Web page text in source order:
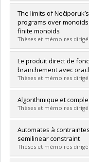
Graduate :Côté, Hugo
Cycle :Master's
Grade :M. Sc.
Lien vers le document
The limits of
programs over
finite monoids
Thèses et mémoires
Graduate :
Cycle :Doctoral
Grade :Ph. D.
Lien vers le document
Le produit direct de
branchement avec
Thèses et mémoires
Graduate :Lavoie,
Cycle : Master's
Grade :M. Sc.
Algorithmique et
Thèses et mémoires
Graduate :Blondin,
Cycle :Doctoral
Grade :Ph. D.
Lien vers le document
Automates à
semilinear constraint
Thèses et mémoires